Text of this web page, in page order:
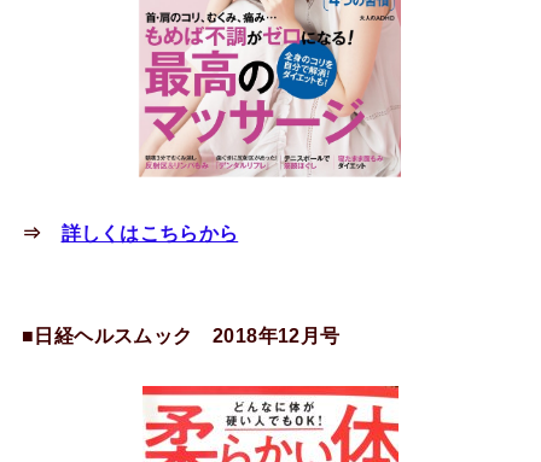
⇒ 詳しくはこちらから
■日経ヘルスムック 2018年12月号